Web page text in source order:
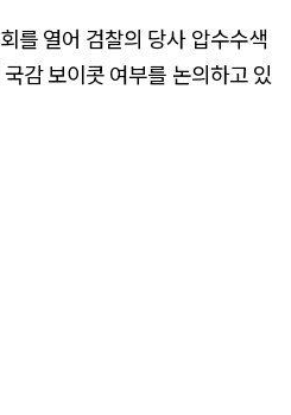
를 열어 검찰의 당사 압수수색
감 보이콧 여부를 논의하고 있